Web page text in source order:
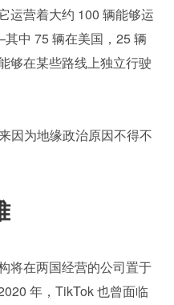
运营着大约 100 辆能够运
中 75 辆在美国，25 辆
够在某些路线上独立行驶
因为地缘政治原因不得不
将在两国经营的公司置于
年，TikTok 也曾面临